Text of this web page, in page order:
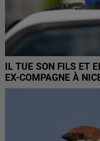
IL TUE SON FILS ET
EX-COMPAGNE À